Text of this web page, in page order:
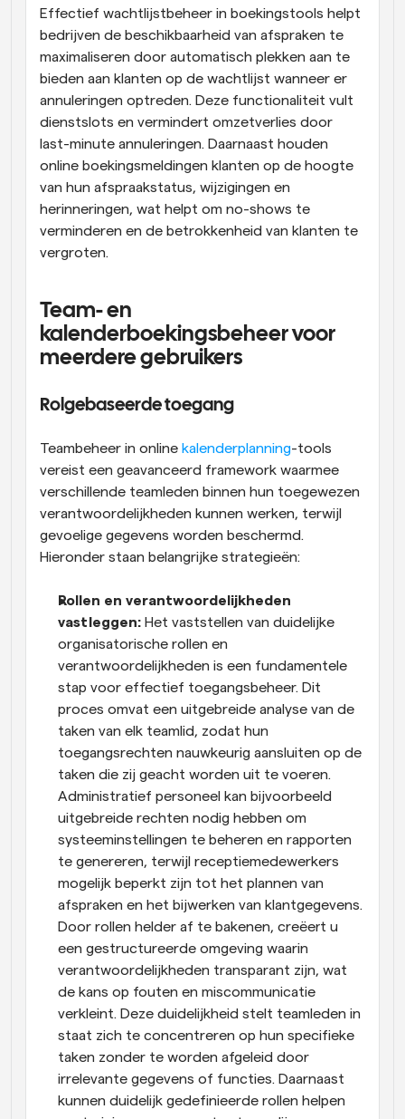
Effectief wachtlijstbeheer in boekingstools helpt
bedrijven de beschikbaarheid van afspraken te
maximaliseren door automatisch plekken aan te
bieden aan klanten op de wachtlijst wanneer er
annuleringen optreden. Deze functionaliteit vult
dienstslots en vermindert omzetverlies door
last-minute annuleringen. Daarnaast houden
online boekingsmeldingen klanten op de hoogte
van hun afspraakstatus, wijzigingen en
herinneringen, wat helpt om no-shows te
verminderen en de betrokkenheid van klanten te
vergroten.
Team- en
kalenderboekingsbeheer voor
meerdere gebruikers
Rolgebaseerde toegang
Teambeheer in online kalenderplanning-tools
vereist een geavanceerd framework waarmee
verschillende teamleden binnen hun toegewezen
verantwoordelijkheden kunnen werken, terwijl
gevoelige gegevens worden beschermd.
Hieronder staan belangrijke strategieën:
Rollen en verantwoordelijkheden
vastleggen: Het vaststellen van duidelijke
organisatorische rollen en
verantwoordelijkheden is een fundamentele
stap voor effectief toegangsbeheer. Dit
proces omvat een uitgebreide analyse van de
taken van elk teamlid, zodat hun
toegangsrechten nauwkeurig aansluiten op de
taken die zij geacht worden uit te voeren.
Administratief personeel kan bijvoorbeeld
uitgebreide rechten nodig hebben om
systeeminstellingen te beheren en rapporten
te genereren, terwijl receptiemedewerkers
mogelijk beperkt zijn tot het plannen van
afspraken en het bijwerken van klantgegevens.
Door rollen helder af te bakenen, creëert u
een gestructureerde omgeving waarin
verantwoordelijkheden transparant zijn, wat
de kans op fouten en miscommunicatie
verkleint. Deze duidelijkheid stelt teamleden in
staat zich te concentreren op hun specifieke
taken zonder te worden afgeleid door
irrelevante gegevens of functies. Daarnaast
kunnen duidelijk gedefinieerde rollen helpen